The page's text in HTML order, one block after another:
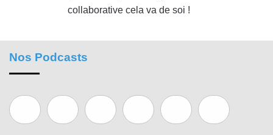
collaborative cela va de soi !
Nos Podcasts